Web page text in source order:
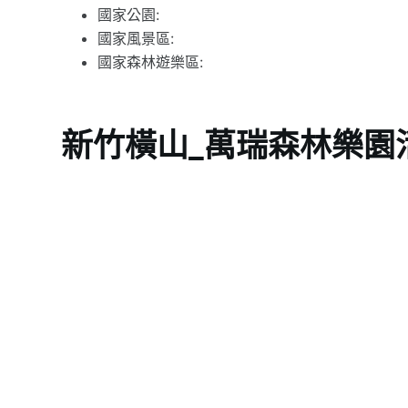
國家公園:
國家風景區:
國家森林遊樂區:
新竹橫山_萬瑞森林樂園